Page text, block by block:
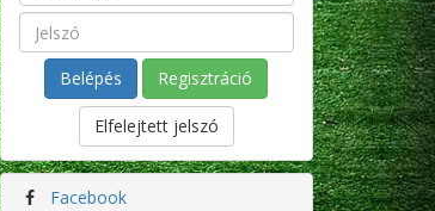
Regisztráció
Elfelejtett jelszó
Facebook